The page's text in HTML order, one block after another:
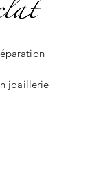
joaillerie